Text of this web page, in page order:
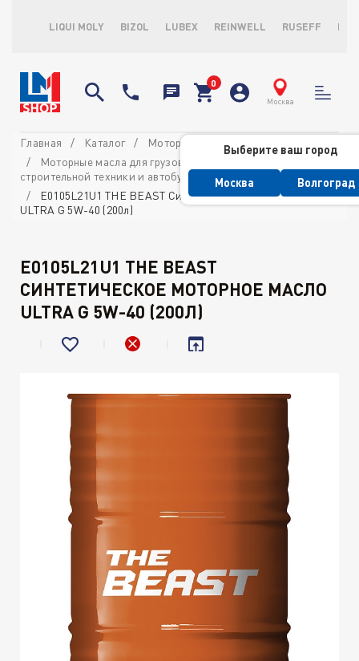
LIQUI MOLY BIZOL LUBEX REINWELL RUSEFF
Москва
Выберите ваш город
Москва Волгоград
Главная Каталог
Моторные масла
Моторные масла для грузовых автомобилей,
строительной техники и автобусов
E0105L21U1 THE BEAST Синтетическое моторное масло
ULTRA G 5W-40 (200л)
E0105L21U1 THE BEAST
СИНТЕТИЧЕСКОЕ МОТОРНОЕ МАСЛО
ULTRA G 5W-40 (200Л)